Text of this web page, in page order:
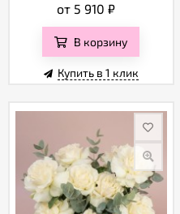
от 5 910₽
В корзину
Купить в 1 клик